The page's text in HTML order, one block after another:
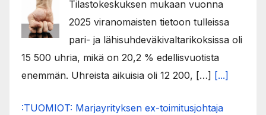
Tilastokeskuksen mukaan vuonna
2025 viranomaisten tietoon tulleissa
pari- ja lähisuhdeväkivaltarikoksissa oli
15 500 uhria, mikä on 20,2 % edellisvuotista
enemmän. Uhreista aikuisia oli 12 200, […] [...]
:TUOMIOT: Marjayrityksen ex-toimitusjohtaja